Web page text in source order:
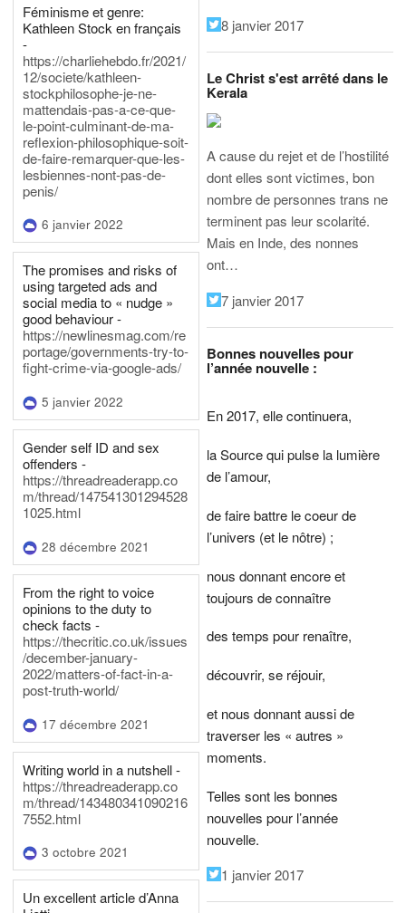
Féminisme et genre:
Kathleen Stock en français
-
https://charliehebdo.fr/2021/
12/societe/kathleen-
stockphilosophe-je-ne-
mattendais-pas-a-ce-que-
le-point-culminant-de-ma-
reflexion-philosophique-soit-
de-faire-remarquer-que-les-
lesbiennes-nont-pas-de-
penis/
6 janvier 2022
The promises and risks of
using targeted ads and
social media to « nudge »
good behaviour -
https://newlinesmag.com/re
portage/governments-try-to-
fight-crime-via-google-ads/
5 janvier 2022
Gender self ID and sex
offenders -
https://threadreaderapp.co
m/thread/147541301294528
1025.html
28 décembre 2021
From the right to voice
opinions to the duty to
check facts -
https://thecritic.co.uk/issues
/december-january-
2022/matters-of-fact-in-a-
post-truth-world/
17 décembre 2021
Writing world in a nutshell -
https://threadreaderapp.co
m/thread/143480341090216
7552.html
3 octobre 2021
Un excellent article d’Anna
8 janvier 2017
Le Christ s'est arrêté dans le
Kerala
A cause du rejet et de l’hostilité
dont elles sont victimes, bon
nombre de personnes trans ne
terminent pas leur scolarité.
Mais en Inde, des nonnes
ont…
7 janvier 2017
Bonnes nouvelles pour
l’année nouvelle :
En 2017, elle continuera,
la Source qui pulse la lumière
de l’amour,
de faire battre le coeur de
l’univers (et le nôtre) ;
nous donnant encore et
toujours de connaître
des temps pour renaître,
découvrir, se réjouir,
et nous donnant aussi de
traverser les « autres »
moments.
Telles sont les bonnes
nouvelles pour l’année
nouvelle.
1 janvier 2017